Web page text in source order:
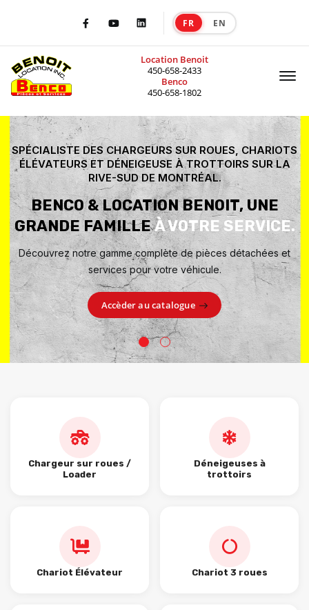
Benco — vente et location de
FacebookYoutubeLinkedIn FR EN
Location Benoit
450-658-2433
Benco
450-658-1802
SPÉCIALISTE DES CHARGEURS SUR ROUES, CHARIOTS
ÉLÉVATEURS ET DÉNEIGEUSE À TROTTOIRS SUR LA
RIVE-SUD DE MONTRÉAL.
BENCO & LOCATION BENOIT, UNE
GRANDE FAMILLEÀ VOTRE SERVICE.
Découvrez notre gamme complète de pièces détachées et
services pour votre véhicule.
Accèder au catalogue
Chargeur sur roues /
Loader
Déneigeuses à
trottoirs
Chariot Élévateur Chariot 3 roues